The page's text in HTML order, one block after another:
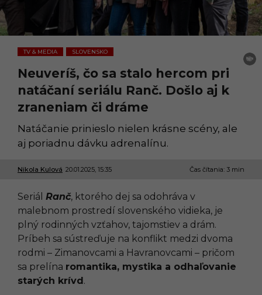
TV & MEDIA
,
SLOVENSKO
Neuveríš, čo sa stalo hercom pri
natáčaní seriálu Ranč. Došlo aj k
zraneniam či dráme
Natáčanie prinieslo nielen krásne scény, ale
aj poriadnu dávku adrenalínu.
Nikola Kulová 20.01.2025, 15:35
2
0
1
2
0
2
5
,
1
4
Čas čítania: 3 min
Seriál Ranč, ktorého dej sa odohráva v
malebnom prostredí slovenského vidieka, je
plný rodinných vzťahov, tajomstiev a drám.
Príbeh sa sústreďuje na konflikt medzi dvoma
rodmi – Zimanovcami a Havranovcami – pričom
sa prelína romantika, mystika a odhaľovanie
starých krívd.